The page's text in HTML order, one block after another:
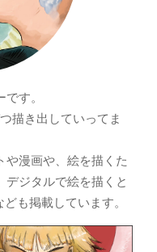
です。
描き出していってま
漫画や、絵を描くた
ジタルで絵を描くと
も掲載しています。